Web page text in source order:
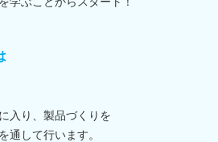
入り、製品づくりを
通して行います。